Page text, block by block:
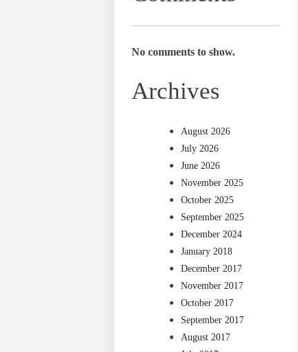
No comments to show.
Archives
August 2026
July 2026
June 2026
November 2025
October 2025
September 2025
December 2024
January 2018
December 2017
November 2017
October 2017
September 2017
August 2017